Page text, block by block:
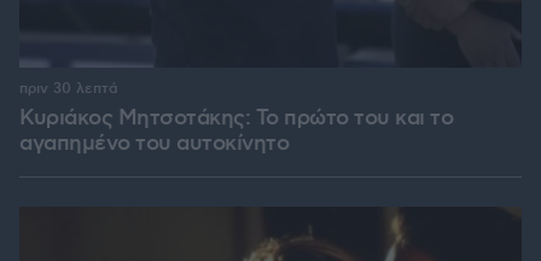
Κυριάκος Μητσοτάκης: Το πρώτο του και το
αγαπημένο του αυτοκίνητο
πριν 30 λεπτά